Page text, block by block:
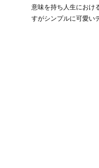
意味を持ち人生におけ
すがシンプルに可愛い